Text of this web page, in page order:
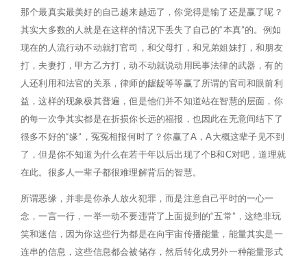
那个最真实最美好的自己越来越远了，你觉得是输了还是赢了呢？
其实大多数的人就是在这样的情况下丢失了自己的“本真”的。例如
现在的人流行动不动就打官司，和父母打，和兄弟姐妹打，和朋友
打，夫妻打，甲方乙方打，动不动就说动用民事法律的武器，有的
人还利用和法官的关系，律师的龌龊等等赢了所谓的官司和眼前利
益，这样的现象极其普遍，但是他们并不知道站在智慧的层面，你
的每一次争其实都是在折损你长远的福报，也因此在无意间结下了
很多不好的“缘”，冤冤相报何时了？你赢了A，A大概这辈子见不到
了，但是你不知道为什么在若干年以后出现了个B和C对吧，道理就
在此。很多人一辈子都很难理解背后的智慧。
所谓恶缘，并非是你杀人放火犯罪，而是注意自己平时的一心一
念，一言一行，一举一动不要违背了上面提到的“五常”，这绝非玩
笑和迷信，因为你这些行为都是在向宇宙传播能量，能量其实是一
连串的信息，这些信息都会被储存，然后转化成另外一种能量形式